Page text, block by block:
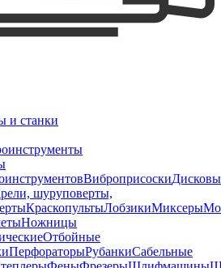
и станки
Виброприсоски
шуруповерты,
КраскопультыЛобзикиМиксеры
Ножницы
Отбойные
ПерфораторыРубанкиСабельные